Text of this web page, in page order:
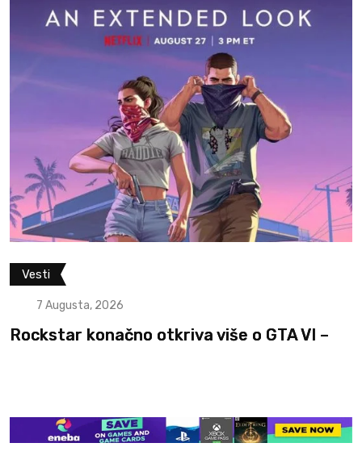
Vesti
7 Augusta, 2026
Rockstar konačno otkriva više o GTA VI –